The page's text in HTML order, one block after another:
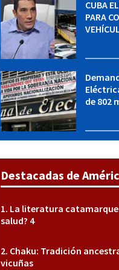
CUBA
PARA
VEHÍCULOS:
de 802
Destacadas de
La literatura
salud? 4
Chaku: Tradición
vicuñas